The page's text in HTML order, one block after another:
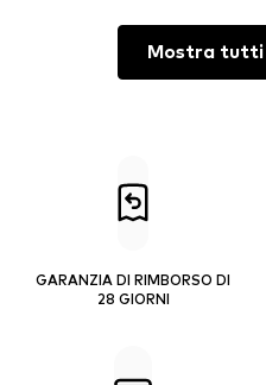
Mostra
GARANZIA DI RIMBORSO DI
28 GIORNI